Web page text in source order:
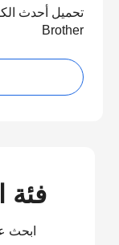
تحميل أحدث
Brother
فئة
ابحث